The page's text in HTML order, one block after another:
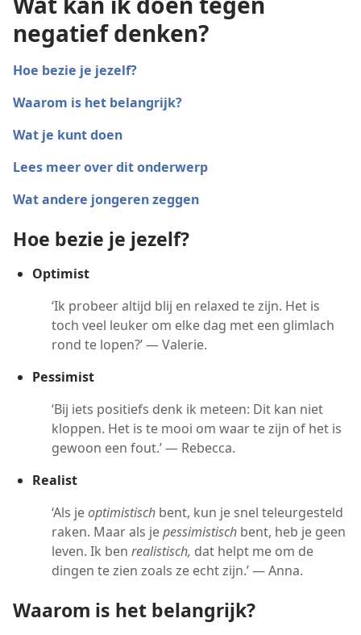
negatief denken?
Hoe bezie je jezelf?
Waarom is het belangrijk?
Wat je kunt doen
Lees meer over dit onderwerp
Wat andere jongeren zeggen
Hoe bezie je jezelf?
Optimist
‘Ik probeer altijd blij en relaxed te zijn. Het is
toch veel leuker om elke dag met een glimlach
rond te lopen?’ — Valerie.
Pessimist
‘Bij iets positiefs denk ik meteen: Dit kan niet
kloppen. Het is te mooi om waar te zijn of het is
gewoon een fout.’ — Rebecca.
Realist
‘Als jeoptimistisch bent, kun je snel teleurgesteld
raken. Maar als jepessimistisch bent, heb je geen
leven. Ik ben realistisch, dat helpt me om de
dingen te zien zoals ze echt zijn.’ — Anna.
Waarom is het belangrijk?